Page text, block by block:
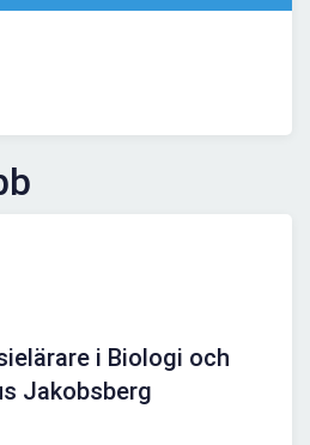
i Biologi och
Jakobsberg